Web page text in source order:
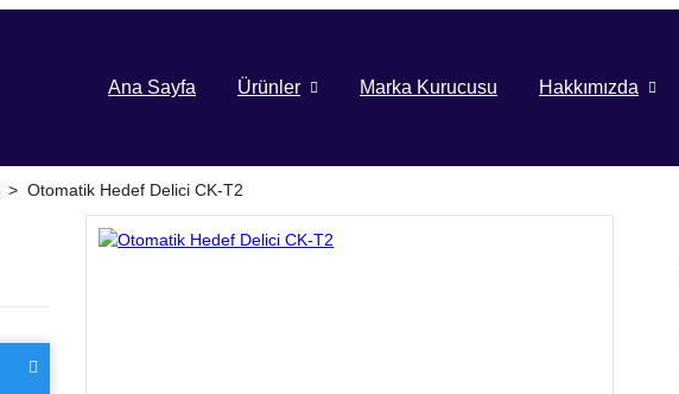
Ana Sayfa Ürünler Marka Kurucusu Hakkımızda
> Otomatik Hedef Delici CK-T2